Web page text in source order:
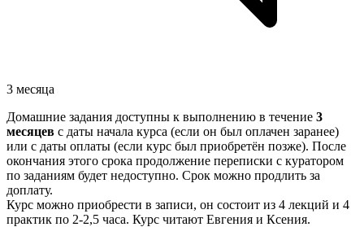
3 месяца
Домашние задания доступны к выполнению в течение 3
месяцев с даты начала курса (если он был оплачен заранее)
или с даты оплаты (если курс был приобретён позже). После
окончания этого срока продолжение переписки с куратором
по заданиям будет недоступно. Срок можно продлить за
доплату.
Курс можно приобрести в записи, он состоит из 4 лекций и 4
практик по 2-2,5 часа. Курс читают Евгения и Ксения.